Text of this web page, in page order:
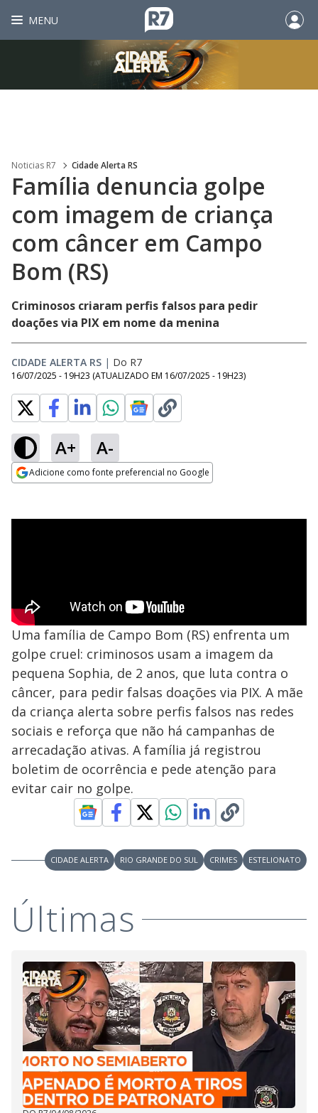
MENU
Noticias R7 Cidade Alerta RS
Família denuncia golpe
com imagem de criança
com câncer em Campo
Bom (RS)
Criminosos criaram perfis falsos para pedir
doações via PIX em nome da menina
CIDADE ALERTA RS | Do R7
16/07/2025 - 19H23 (ATUALIZADO EM 16/07/2025 - 19H23)
A+ A-
Adicione como fonte preferencial no Google
Uma família de Campo Bom (RS) enfrenta um
golpe cruel: criminosos usam a imagem da
pequena Sophia, de 2 anos, que luta contra o
câncer, para pedir falsas doações via PIX. A mãe
da criança alerta sobre perfis falsos nas redes
sociais e reforça que não há campanhas de
arrecadação ativas. A família já registrou
boletim de ocorrência e pede atenção para
evitar cair no golpe.
CIDADE ALERTA RIO GRANDE DO SUL CRIMES ESTELIONATO
Últimas